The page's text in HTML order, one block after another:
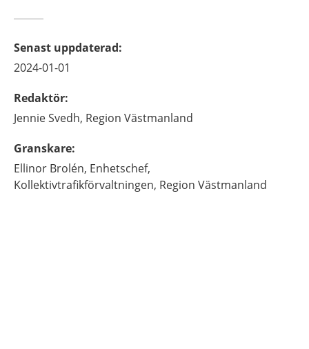
Senast uppdaterad:
2024-01-01
Redaktör:
JennieSvedh, Region Västmanland
Granskare:
Ellinor Brolén, Enhetschef,
Kollektivtrafikförvaltningen, Region Västmanland